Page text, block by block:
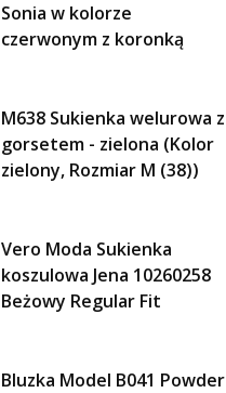
Sonia w kolorze
czerwonym z koronką
M638 Sukienka welurowa z
gorsetem - zielona (Kolor
zielony, Rozmiar M (38))
Vero Moda Sukienka
koszulowa Jena 10260258
Beżowy Regular Fit
Bluzka Model B041 Powder